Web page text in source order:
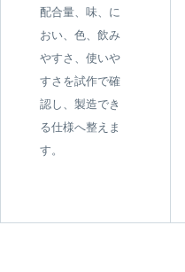
配合量、味、に
おい、色、飲み
やすさ、使いや
すさを試作で確
認し、製造でき
る仕様へ整えま
す。